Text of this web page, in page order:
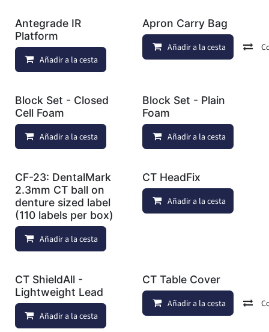
Antegrade IR
Platform
Añadir a la cesta Añadir a lista de deseos
Apron Carry Bag
Añadir a la cesta
Block Set - Closed
Cell Foam
Añadir a la cesta Añadir a lista de deseos
Block Set - Plain
Foam
Añadir a la cesta
CF-23: DentalMark
2.3mm CT ball on
denture sized label
(110 labels per box)
Añadir a la cesta
CT HeadFix
Añadir a la cesta
CT ShieldAll -
Lightweight Lead
Añadir a la cesta Añadir a lista de deseos
CT Table Cover
Añadir a la cesta